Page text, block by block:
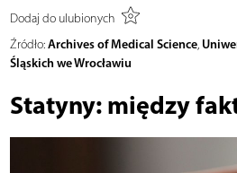
Dodaj do ulubionych
Źródło: Archives of Medical Science,
Śląskich we Wrocławiu
Statyny: między